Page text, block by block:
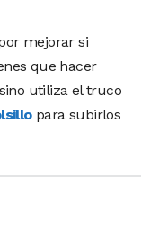
mejorar si
que hacer
utiliza el truco
para subirlos